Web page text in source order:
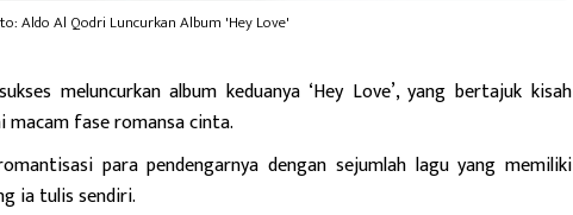
Aldo Al Qodri Luncurkan Album 'Hey Love'
meluncurkan album keduanya ‘Hey Love’, yang bertajuk kisah
macam fase romansa cinta.
para pendengarnya dengan sejumlah lagu yang memiliki
ia tulis sendiri.